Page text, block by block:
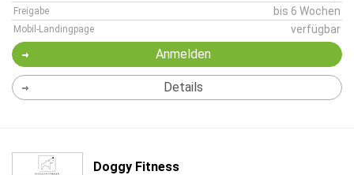
Freigabe bis 6 Wochen
Mobil-Landingpage verfügbar
Anmelden
Details
Doggy Fitness